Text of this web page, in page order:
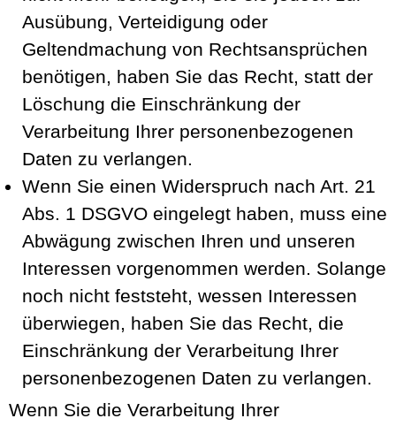
Ausübung, Verteidigung oder
Geltendmachung von Rechtsansprüchen
benötigen, haben Sie das Recht, statt der
Löschung die Einschränkung der
Verarbeitung Ihrer personenbezogenen
Daten zu verlangen.
Wenn Sie einen Widerspruch nach Art. 21
Abs. 1 DSGVO eingelegt haben, muss eine
Abwägung zwischen Ihren und unseren
Interessen vorgenommen werden. Solange
noch nicht feststeht, wessen Interessen
überwiegen, haben Sie das Recht, die
Einschränkung der Verarbeitung Ihrer
personenbezogenen Daten zu verlangen.
Wenn Sie die Verarbeitung Ihrer